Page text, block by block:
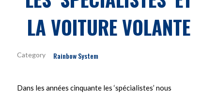
LA VOITURE VOLANTE
Rainbow System
Dans les années cinquante les ‘spécialistes’ nous